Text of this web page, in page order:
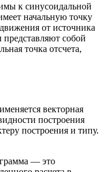
к синусоидальной
начальную точку
от источника
собой
точка отсчета,
векторная
построения
построения и типу.
— это